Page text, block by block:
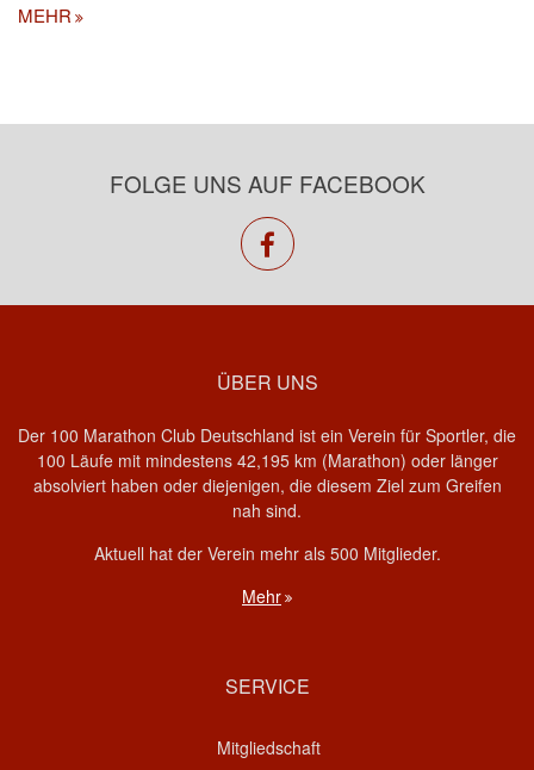
MEHR
FOLGE UNS AUF FACEBOOK
facebook
ÜBER UNS
Der 100 Marathon Club Deutschland ist ein Verein für Sportler, die
100 Läufe mit mindestens 42,195 km (Marathon) oder länger
absolviert haben oder diejenigen, die diesem Ziel zum Greifen
nah sind.
Aktuell hat der Verein mehr als 500 Mitglieder.
Mehr
SERVICE
Mitgliedschaft